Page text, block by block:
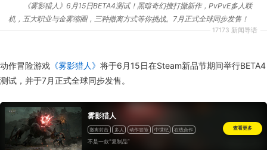
17173 新闻导语
《雾影猎人》6月15日BETA4测试！黑暗奇幻搜打撤新作，PvPvE多人联
机，五大职业与金雾缩圈，三种撤离方式等你挑战。7月正式全球同步发售！
动作冒险游戏 《雾影猎人》 将于6月15日在Steam新品节期间举行BETA4
测试，并于7月正式全球同步发售。
雾影猎人
撤离射击 多人 动作冒险 中世纪 在线合作
不是一款“复制品”
查看更多